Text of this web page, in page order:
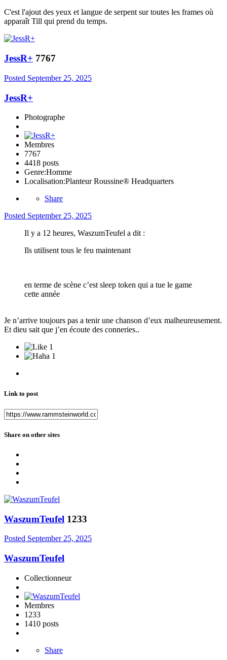
C'est l'ajout des yeux et langue de serpent sur toutes les frames où
apparaît Till qui prend du temps.
JessR+ 7767
Posted September 25, 2025
JessR+
Photographe
Membres
7767
4418 posts
Genre:Homme
Localisation:Planteur Roussine® Headquarters
Share
Posted September 25, 2025
Il y a 12 heures, WaszumTeufel a dit :
Ils utilisent tous le feu maintenant
en terme de scène c’est sleep token qui a tue le game
cette année
Je n’arrive toujours pas a tenir une chanson d’eux malheureusement.
Et dieu sait que j’en écoute des conneries..
1
1
Link to post
Share on other sites
WaszumTeufel 1233
Posted September 25, 2025
WaszumTeufel
Collectionneur
Membres
1233
1410 posts
Share